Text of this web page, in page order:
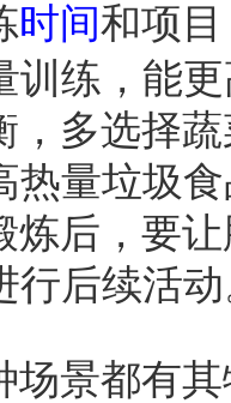
时间和项
训练，能
，多选择
热量垃圾
炼后，要
行后续活
场景都有